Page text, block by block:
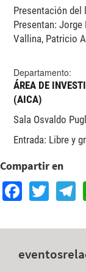
Presentación
Presentan: Jorge
Vallina, Patricio
Departamento:
ÁREA DE
(AICA)
Sala Osvaldo
Entrada: Libre y
Compartir en
eventos